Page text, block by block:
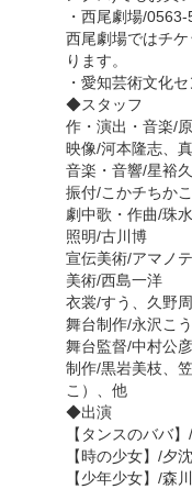
・西尾劇場/
西尾劇場ではチ
ります。
・愛知芸術文化
◆スタッフ
作・演出・音楽/
映像/河本隆志、
音楽・音響/星裕久
振付/こかチちか
劇中歌・作曲/珠水
照明/古川博
宣伝美術/アマノ
美術/西島一洋
衣裳/すう、久野
舞台制作/永沢こ
舞台監督/中村公彦
制作/黒岩美枝、
こ）、他
◆出演
【タンスのババ
【時の少女】/夕沈
【少年少女】/森